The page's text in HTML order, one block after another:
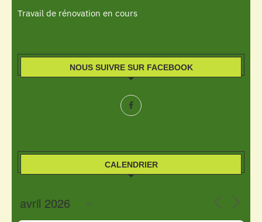
Travail de rénovation en cours
NOUS SUIVRE SUR FACEBOOK
CALENDRIER